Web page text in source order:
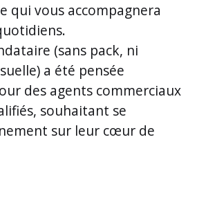
qui vous accompagnera
(sans pack, ni
a été pensée
des agents commerciaux
souhaitant se
sur leur cœur de